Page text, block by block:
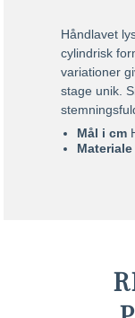
Håndlavet
cylindrisk
variationer
stage unik.
Mål i cm
Materiale